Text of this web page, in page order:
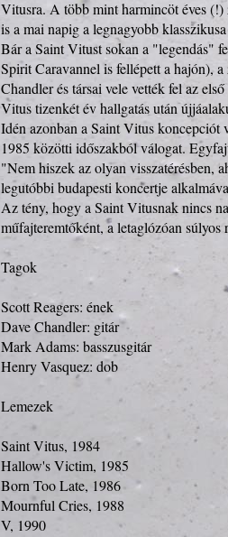
Vitusra. A több mint harmincöt éves (!)
is a mai napig a legnagyobb
Bár a Saint Vitust sokan a "legendás"
Spirit Caravannel is fellépett a hajón),
Chandler és társai vele vették fel az
Vitus tizenkét év hallgatás után
Idén azonban a Saint Vitus koncepciót
1985 közötti időszakból válogat.
"Nem hiszek az olyan visszatérésben,
legutóbbi budapesti koncertje
Az tény, hogy a Saint Vitusnak nincs
műfajteremtőként, a letaglózóan
Tagok
Scott Reagers: ének
Dave Chandler: gitár
Mark Adams: basszusgitár
Henry Vasquez: dob
Lemezek
Saint Vitus, 1984
Hallow's Victim, 1985
Born Too Late, 1986
Mournful Cries, 1988
V, 1990